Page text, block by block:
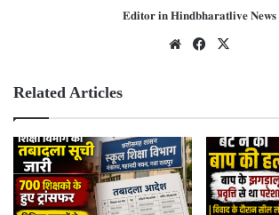
𝐄𝐝𝐢𝐭𝐨𝐫 𝐢𝐧 𝐇𝐢𝐧𝐝𝐛𝐡𝐚𝐫𝐚𝐭𝐥𝐢𝐯𝐞 𝐍𝐞𝐰𝐬
We
Fac
Related Articles